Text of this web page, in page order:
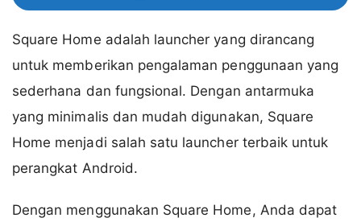
Square Home adalah launcher yang dirancang
untuk memberikan pengalaman penggunaan yang
sederhana dan fungsional. Dengan antarmuka
yang minimalis dan mudah digunakan, Square
Home menjadi salah satu launcher terbaik untuk
perangkat Android.
Dengan menggunakan Square Home, Anda dapat